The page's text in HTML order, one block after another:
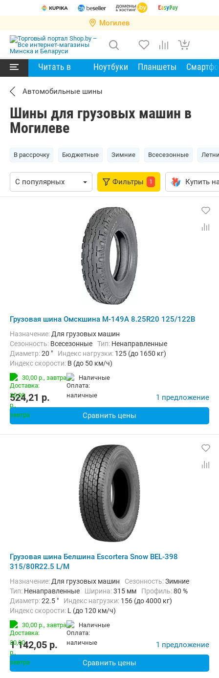
Могилев
Читать в Ноутбуки Планшеты
Автомобильные шины
Шины для грузовых машин в
Могилеве
В рассрочку Бюджетные Зимние Всесезонные
Фильтры 1 Купить
Грузовая шина Омскшина М-149А 8.25R20 125/122B
Назначение: Для грузовых машин
Сезонность: Всесезонные Тип: Ненаправленные
Диаметр:20 " Индекс нагрузки: 125 (до 1650 кг)
Индекс скорости: B (до 50 км/ч)
30,00 р., завтра наличные
524,21 p. 1 предложение
Сравнить цены
Грузовая шина Белшина Escortera Snow BEL-398
315/80R22.5 L/M
Назначение: Для грузовых машин Сезонность:Зимние
Тип: Ненаправленные Ширина:315 мм Профиль:80 %
Диаметр:22.5 " Индекс нагрузки: 156 (до 4000 кг)
Индекс скорости: L (до 120 км/ч)
30,00 р., завтра наличные
1 142,05 p. 1 предложение
Сравнить цены